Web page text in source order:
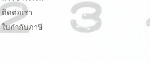
ติดต่อเรา
ใบกำกับภาษี